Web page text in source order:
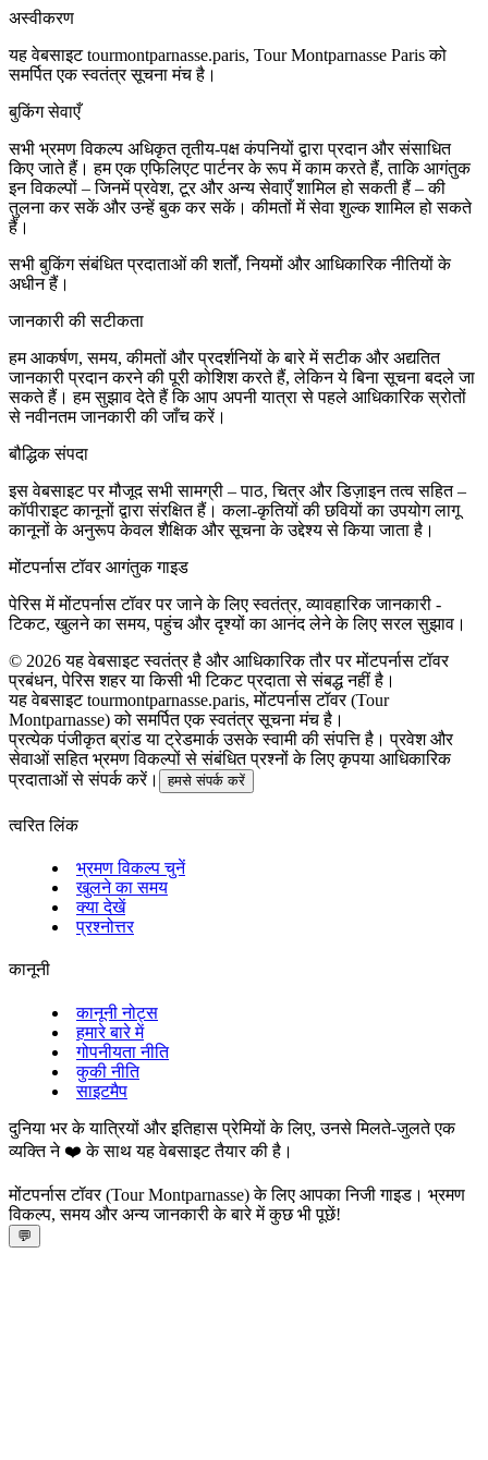
अस्वीकरण
यह वेबसाइट tourmontparnasse.paris, Tour Montparnasse Paris को
समर्पित एक स्वतंत्र सूचना मंच है।
बुकिंग सेवाएँ
सभी भ्रमण विकल्प अधिकृत तृतीय-पक्ष कंपनियों द्वारा प्रदान और संसाधित
किए जाते हैं। हम एक एफिलिएट पार्टनर के रूप में काम करते हैं, ताकि आगंतुक
इन विकल्पों – जिनमें प्रवेश, टूर और अन्य सेवाएँ शामिल हो सकती हैं – की
तुलना कर सकें और उन्हें बुक कर सकें। कीमतों में सेवा शुल्क शामिल हो सकते
हैं।
सभी बुकिंग संबंधित प्रदाताओं की शर्तों, नियमों और आधिकारिक नीतियों के
अधीन हैं।
जानकारी की सटीकता
हम आकर्षण, समय, कीमतों और प्रदर्शनियों के बारे में सटीक और अद्यतित
जानकारी प्रदान करने की पूरी कोशिश करते हैं, लेकिन ये बिना सूचना बदले जा
सकते हैं। हम सुझाव देते हैं कि आप अपनी यात्रा से पहले आधिकारिक स्रोतों
से नवीनतम जानकारी की जाँच करें।
बौद्धिक संपदा
इस वेबसाइट पर मौजूद सभी सामग्री – पाठ, चित्र और डिज़ाइन तत्व सहित –
कॉपीराइट कानूनों द्वारा संरक्षित हैं। कला-कृतियों की छवियों का उपयोग लागू
कानूनों के अनुरूप केवल शैक्षिक और सूचना के उद्देश्य से किया जाता है।
मोंटपर्नास टॉवर आगंतुक गाइड
पेरिस में मोंटपर्नास टॉवर पर जाने के लिए स्वतंत्र, व्यावहारिक जानकारी -
टिकट, खुलने का समय, पहुंच और दृश्यों का आनंद लेने के लिए सरल सुझाव।
© 2026 यह वेबसाइट स्वतंत्र है और आधिकारिक तौर पर मोंटपर्नास टॉवर
प्रबंधन, पेरिस शहर या किसी भी टिकट प्रदाता से संबद्ध नहीं है।
यह वेबसाइट tourmontparnasse.paris, मोंटपर्नास टॉवर (Tour
Montparnasse) को समर्पित एक स्वतंत्र सूचना मंच है।
प्रत्येक पंजीकृत ब्रांड या ट्रेडमार्क उसके स्वामी की संपत्ति है। प्रवेश और
सेवाओं सहित भ्रमण विकल्पों से संबंधित प्रश्नों के लिए कृपया आधिकारिक
प्रदाताओं से संपर्क करें।
हमसे संपर्क करें
त्वरित लिंक
भ्रमण विकल्प चुनें
खुलने का समय
क्या देखें
प्रश्नोत्तर
कानूनी
कानूनी नोट्स
हमारे बारे में
गोपनीयता नीति
कुकी नीति
साइटमैप
दुनिया भर के यात्रियों और इतिहास प्रेमियों के लिए, उनसे मिलते-जुलते एक
व्यक्ति ने ❤️ के साथ यह वेबसाइट तैयार की है।
मोंटपर्नास टॉवर (Tour Montparnasse) के लिए आपका निजी गाइड। भ्रमण
विकल्प, समय और अन्य जानकारी के बारे में कुछ भी पूछें!
💬